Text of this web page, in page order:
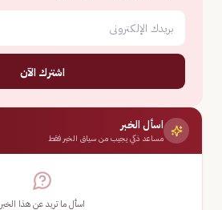
اشترك الآن
اسأل الخبر
مساعد ذكي يجيب من سياق الخبر فقط
اسأل ما تريد عن هذا الخبر